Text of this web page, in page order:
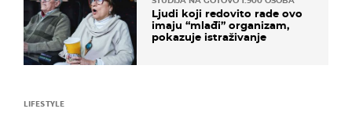
Ljudi koji redovito rade ovo
imaju “mlađi” organizam,
pokazuje istraživanje
LIFESTYLE